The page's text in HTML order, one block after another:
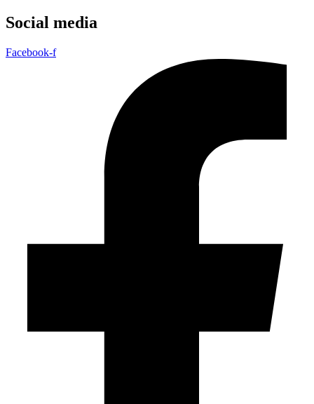
Social media
Facebook-f